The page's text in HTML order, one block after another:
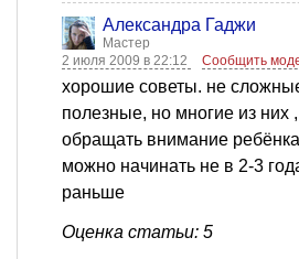
Александра Гаджи
Мастер
2 июля 2009 в 22:12
Сообщить
хорошие советы. не
полезные, но многие из них
обращать внимание
можно начинать не в 2-3
раньше
Оценка статьи: 5